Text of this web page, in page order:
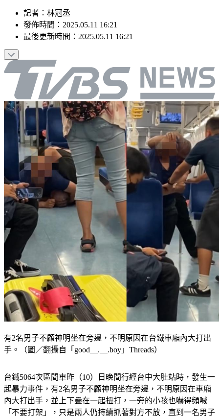
記者 ： 林冠丞
發佈時間： 2025.05.11 16:21
最後更新時間： 2025.05.11 16:21
有2名男子不顧神明坐在旁邊，不明原因在台鐵車廂內大打出
手。（圖／翻攝自「good__.__.boy」Threads）
台鐵5064次區間車昨（10）日晚間行經台中大肚站時，發生一
起暴力事件，有2名男子不顧神明坐在旁邊，不明原因在車廂
內大打出手，並上下疊在一起扭打，一旁的小孩也嚇得頻喊
「不要打架」，只是兩人仍持續抓著對方不放，直到一名男子